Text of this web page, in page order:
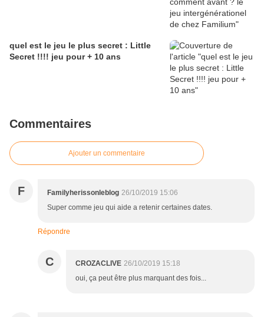
quel est le jeu le plus secret : Little
Secret !!!! jeu pour + 10 ans
Commentaires
Ajouter un commentaire
F Familyherissonleblog 26/10/2019 15:06
Super comme jeu qui aide a retenir certaines dates.
Répondre
C CROZACLIVE 26/10/2019 15:18
oui, ça peut être plus marquant des fois...